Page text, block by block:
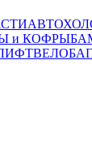
и КОФРЫ